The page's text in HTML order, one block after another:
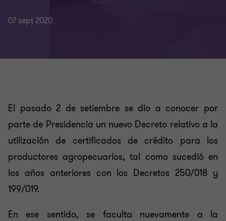
07 sept 2020
El pasado 2 de setiembre se dio a conocer por
parte de Presidencia un nuevo Decreto relativo a la
utilización de certificados de crédito para los
productores agropecuarios, tal como sucedió en
los años anteriores con los Decretos 250/018 y
199/019.
En ese sentido, se faculta nuevamente a la